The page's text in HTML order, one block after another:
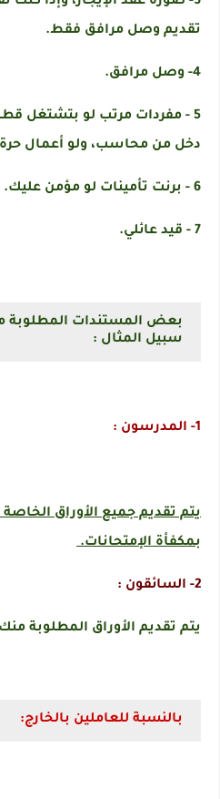
تقديم وصل مرافق فقط.
4- وصل مرافق.
5 - مفردات مرتب لو بتشتغل
دخل من محاسب، ولو أعمال
6 - برنت تأمينات لو مؤمن عليك.
7 - قيد عائلي.
بعض المستندات
سبيل المثال :
1- المدرسون :
يتم تقديم جميع الأوراق الخاصة
بمكفأة الإمتحانات.
2- السائقون :
يتم تقديم الأوراق المطلوبة
بالنسبة للعاملين بالخارج: